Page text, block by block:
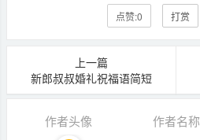
点赞:0 打赏
上一篇
新郎叔叔婚礼祝福语简短
作者头像 作者名称